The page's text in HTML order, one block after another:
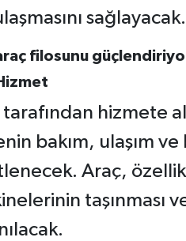
sağlayacak.
hizmete
bakım, ulaşım ve
Araç,
taşınması